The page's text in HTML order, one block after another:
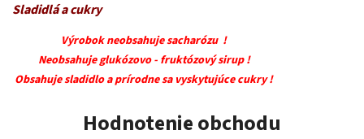
Sladidlá a cukry
Výrobok neobsahuje sacharózu !
Neobsahuje glukózovo - fruktózový sirup !
Obsahuje sladidlo a prírodne sa vyskytujúce cukry !
Hodnotenie obchodu